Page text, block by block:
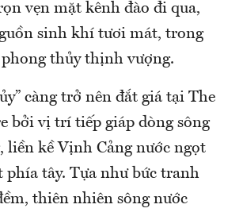
vẹn mặt kênh đào đi qua,
sinh khí tươi mát, trong
thủy thịnh vượng.
càng trở nên đắt giá tại The
bởi vị trí tiếp giáp dòng sông
liền kề Vịnh Cảng nước ngọt
phía tây. Tựa như bức tranh
thiên nhiên sông nước